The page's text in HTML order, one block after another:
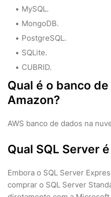
MySQL.
MongoDB.
PostgreSQL.
SQLite.
CUBRID.
Qual é o banco
Amazon?
AWS banco de dados na
Qual SQL Server
Embora o SQL Server
comprar o SQL Server